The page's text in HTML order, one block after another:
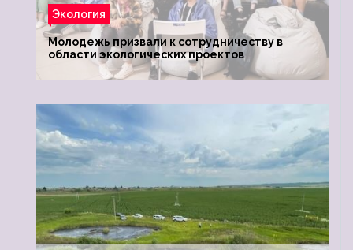
Экология
Молодежь призвали к сотрудничеству в
области экологических проектов